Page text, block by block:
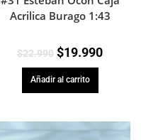
Acrilica Burago 1:43
$22.990 $19.990
Añadir al carrito